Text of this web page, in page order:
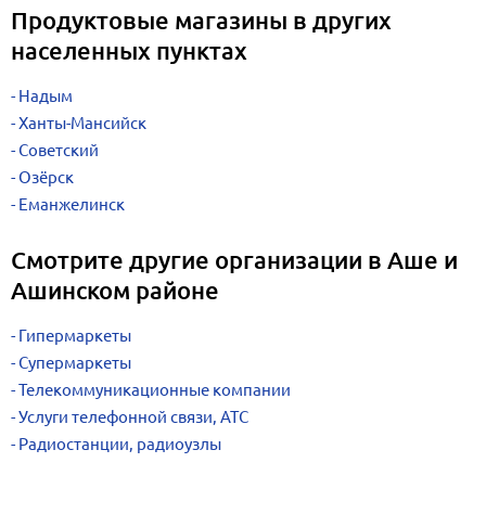
Продуктовые магазины в других
населенных пунктах
Надым
Ханты-Мансийск
Советский
Озёрск
Еманжелинск
Смотрите другие организации в Аше и
Ашинском районе
Гипермаркеты
Супермаркеты
Телекоммуникационные компании
Услуги телефонной связи, АТС
Радиостанции, радиоузлы